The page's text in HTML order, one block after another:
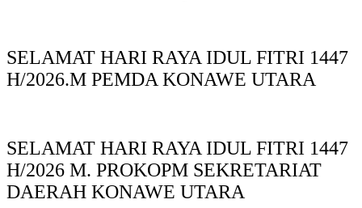
SELAMAT HARI RAYA IDUL FITRI 1447
H/2026.M PEMDA KONAWE UTARA
SELAMAT HARI RAYA IDUL FITRI 1447
H/2026 M. PROKOPM SEKRETARIAT
DAERAH KONAWE UTARA